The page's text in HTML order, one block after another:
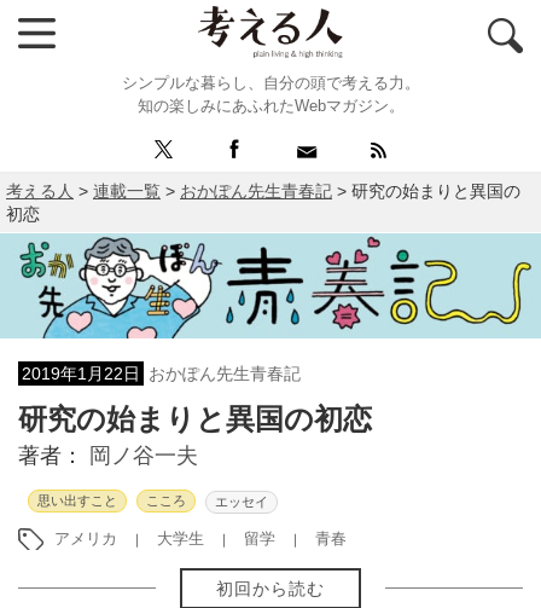
シンプルな暮らし、自分の頭で考える力。
知の楽しみにあふれたWebマガジン。
考える人 > 連載一覧 > おかぽん先生青春記 > 研究の始まりと異国の
初恋
2019年1月22日 おかぽん先生青春記
研究の始まりと異国の初恋
著者： 岡ノ谷一夫
思い出すこと こころ エッセイ
アメリカ 大学生 留学 青春
初回から読む